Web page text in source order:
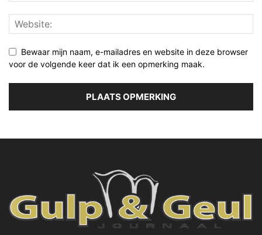
Bewaar mijn naam, e-mailadres en website in deze browser
voor de volgende keer dat ik een opmerking maak.